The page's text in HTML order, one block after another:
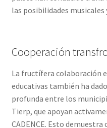
las posibilidades
Cooperación
La fructífera colaboración
educativas también ha
profunda entre los
Tierp, que apoyan
CADENCE. Esto